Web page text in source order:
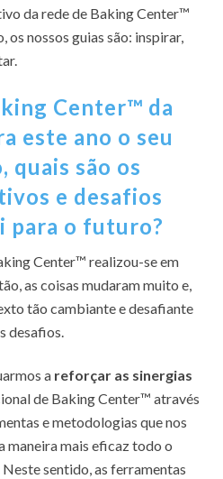
da rede de Baking Center™
os nossos guias são: inspirar,
Center™ da
este ano o seu
quais são os
e desafios
para o futuro?
Center™ realizou-se em
as coisas mudaram muito e,
tão cambiante e desafiante
desafios.
a reforçar as sinergias
de Baking Center™ através
e metodologias que nos
maneira mais eficaz todo o
sentido, as ferramentas